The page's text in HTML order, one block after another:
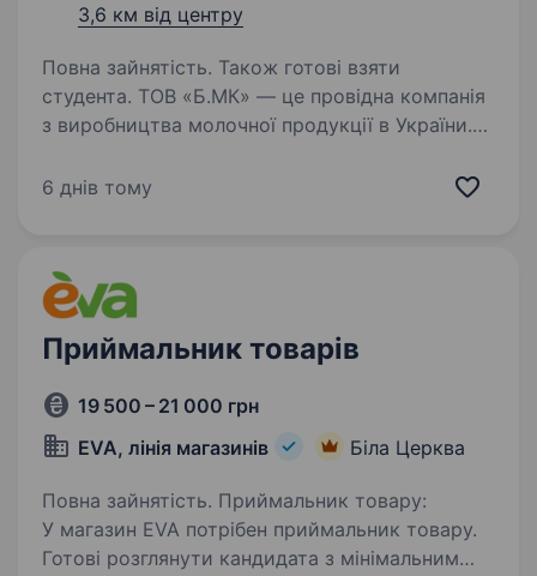
3,6 км від центру
Повна зайнятість. Також готові взяти
студента. ТОВ «Б.МК» — це провідна компанія
з виробництва молочної продукції в України.
зустріти в кожному магазині. У зв’язку зі
6 днів тому
Приймальник товарів
19 500 – 21 000 грн
EVA, лінія магазинів
Біла Церква
Повна зайнятість. Приймальник товару:
У магазин EVA потрібен приймальник товару.
Готові розглянути кандидата з мінімальним